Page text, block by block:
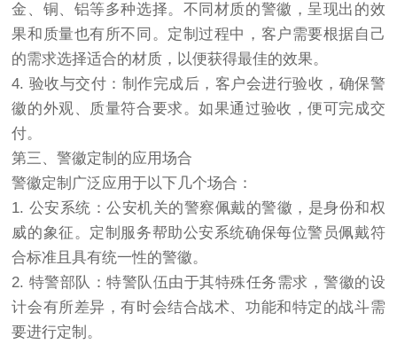
金、铜、铝等多种选择。不同材质的警徽，呈现出的效
果和质量也有所不同。定制过程中，客户需要根据自己
的需求选择适合的材质，以便获得最佳的效果。
4. 验收与交付：制作完成后，客户会进行验收，确保警
徽的外观、质量符合要求。如果通过验收，便可完成交
付。
第三、警徽定制的应用场合
警徽定制广泛应用于以下几个场合：
1. 公安系统：公安机关的警察佩戴的警徽，是身份和权
威的象征。定制服务帮助公安系统确保每位警员佩戴符
合标准且具有统一性的警徽。
2. 特警部队：特警队伍由于其特殊任务需求，警徽的设
计会有所差异，有时会结合战术、功能和特定的战斗需
要进行定制。